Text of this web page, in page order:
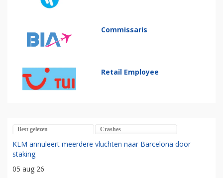
Commissaris
Retail Employee
Best gelezen Crashes
KLM annuleert meerdere vluchten naar Barcelona door
staking
05 aug 26